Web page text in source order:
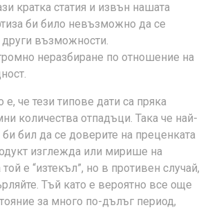
кратка статия и извън нашата
би било невъзможно да се
други възможности.
неразбиране по отношение на
че тези типове дати са пряка
количества отпадъци. Така че най-
бил да се доверите на преценката
изглежда или мирише на
той е “изтекъл”, но в противен случай,
Тъй като е вероятно все още
за много по-дълъг период,